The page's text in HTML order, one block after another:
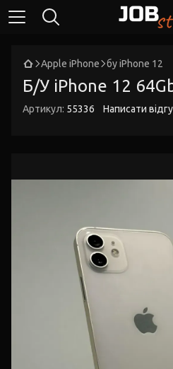
Apple iPhone бу iPhone 12
Б/У iPhone 12
Артикул: 55336 Написати